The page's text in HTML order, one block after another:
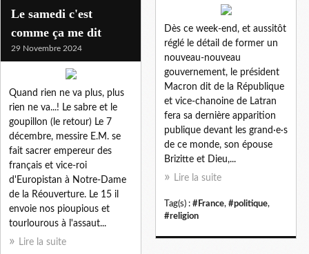
Dès ce week-end, et aussitôt
réglé le détail de former un
nouveau-nouveau
gouvernement, le président
Macron dit de la République
et vice-chanoine de Latran
fera sa dernière apparition
publique devant les grand·e·s
de ce monde, son épouse
Brizitte et Dieu,...
Lire la suite
Tag(s) : #France, #politique,
#religion
Le samedi c'est
comme ça me dit
29 Novembre 2024
Quand rien ne va plus, plus
rien ne va...! Le sabre et le
goupillon (le retour) Le 7
décembre, messire E.M. se
fait sacrer empereur des
français et vice-roi
d'Europistan à Notre-Dame
de la Réouverture. Le 15 il
envoie nos pioupious et
tourlourous à l'assaut...
Lire la suite